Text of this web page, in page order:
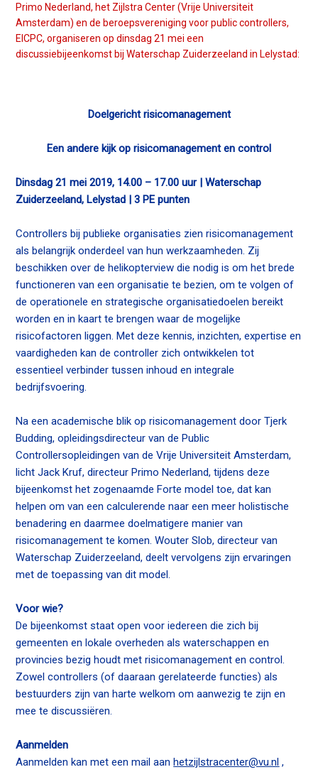
v
i
g
m
p
o
m
a
i
n
c
o
n
t
e
t
Primo Nederland, het Zijlstra Center (Vrije Universiteit
Amsterdam) en de beroepsvereniging voor public controllers,
EICPC, organiseren op dinsdag 21 mei een
discussiebijeenkomst bij Waterschap Zuiderzeeland in Lelystad:
Doelgericht risicomanagement
Een andere kijk op risicomanagement en control
Dinsdag 21 mei 2019, 14.00 – 17.00 uur | Waterschap
Zuiderzeeland, Lelystad | 3 PE punten
Controllers bij publieke organisaties zien risicomanagement
als belangrijk onderdeel van hun werkzaamheden. Zij
beschikken over de helikopterview die nodig is om het brede
functioneren van een organisatie te bezien, om te volgen of
de operationele en strategische organisatiedoelen bereikt
worden en in kaart te brengen waar de mogelijke
risicofactoren liggen. Met deze kennis, inzichten, expertise en
vaardigheden kan de controller zich ontwikkelen tot
essentieel verbinder tussen inhoud en integrale
bedrijfsvoering.
Na een academische blik op risicomanagement door Tjerk
Budding, opleidingsdirecteur van de Public
Controllersopleidingen van de Vrije Universiteit Amsterdam,
licht Jack Kruf, directeur Primo Nederland, tijdens deze
bijeenkomst het zogenaamde Forte model toe, dat kan
helpen om van een calculerende naar een meer holistische
benadering en daarmee doelmatigere manier van
risicomanagement te komen. Wouter Slob, directeur van
Waterschap Zuiderzeeland, deelt vervolgens zijn ervaringen
met de toepassing van dit model.
Voor wie?
De bijeenkomst staat open voor iedereen die zich bij
gemeenten en lokale overheden als waterschappen en
provincies bezig houdt met risicomanagement en control.
Zowel controllers (of daaraan gerelateerde functies) als
bestuurders zijn van harte welkom om aanwezig te zijn en
mee te discussiëren.
Aanmelden
Aanmelden kan met een mail aanhetzijlstracenter@vu.nl ,
Zoek